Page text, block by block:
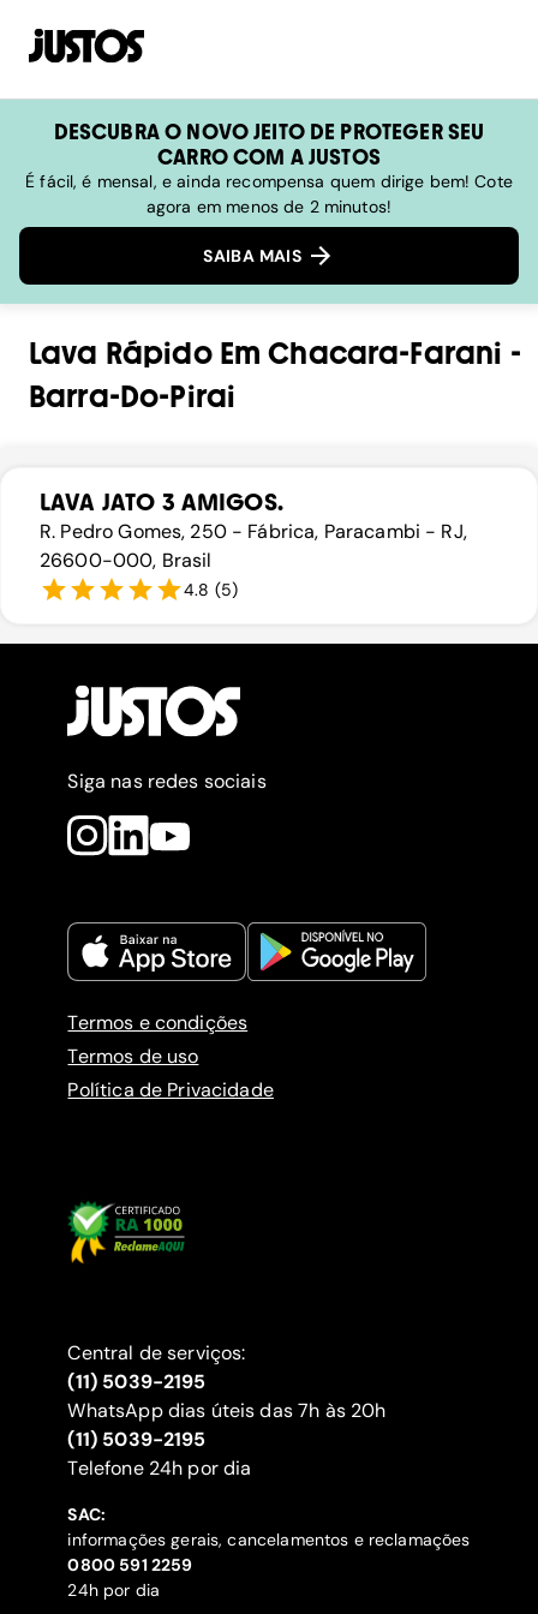
DESCUBRA O NOVO JEITO DE PROTEGER SEU
CARRO COM A JUSTOS
É fácil, é mensal, e ainda recompensa quem dirige bem! Cote
agora em menos de 2 minutos!
SAIBA MAIS
Lava RápidoEmChacara-Farani -
Barra-Do-Pirai
LAVA JATO 3 AMIGOS.
R. Pedro Gomes, 250 - Fábrica, Paracambi - RJ,
26600-000, Brasil
4.8 (5)
Siga nas redes sociais
Termos e condições
Termos de uso
Política de Privacidade
Central de serviços:
(11) 5039-2195
WhatsApp dias úteis das 7h às 20h
(11) 5039-2195
‍Telefone 24h por dia
SAC:
informações gerais, cancelamentos e reclamações
‍0800 591 2259
24h por dia